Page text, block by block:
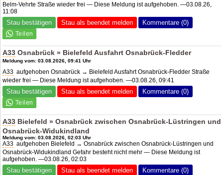
Belm-Vehrte Straße wieder frei — Diese Meldung ist aufgehoben. —03.08.26,
11:08
Stau bestätigen Stau als beendet melden Kommentare (0)
A33 Osnabrück » Bielefeld Ausfahrt Osnabrück-Fledder
Meldung vom: 03.08.2026, 09:41 Uhr
A33 aufgehoben Osnabrück → Bielefeld Ausfahrt Osnabrück-Fledder Straße
wieder frei — Diese Meldung ist aufgehoben. —03.08.26, 09:41
Stau bestätigen Stau als beendet melden Kommentare (0)
A33 Bielefeld » Osnabrück zwischen Osnabrück-Lüstringen und
Osnabrück-Widukindland
Meldung vom: 03.08.2026, 02:03 Uhr
A33 aufgehoben Bielefeld → Osnabrück zwischen Osnabrück-Lüstringen und
Osnabrück-Widukindland Gefahr besteht nicht mehr — Diese Meldung ist
aufgehoben. —03.08.26, 02:03
Stau bestätigen Stau als beendet melden Kommentare (0)